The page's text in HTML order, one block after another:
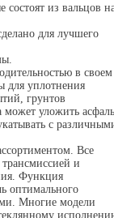
состоят из вальцов
для лучшего
в своем
для уплотнения
грунтов
может уложить
с
Все
и
Функция
оптимального
Многие модели